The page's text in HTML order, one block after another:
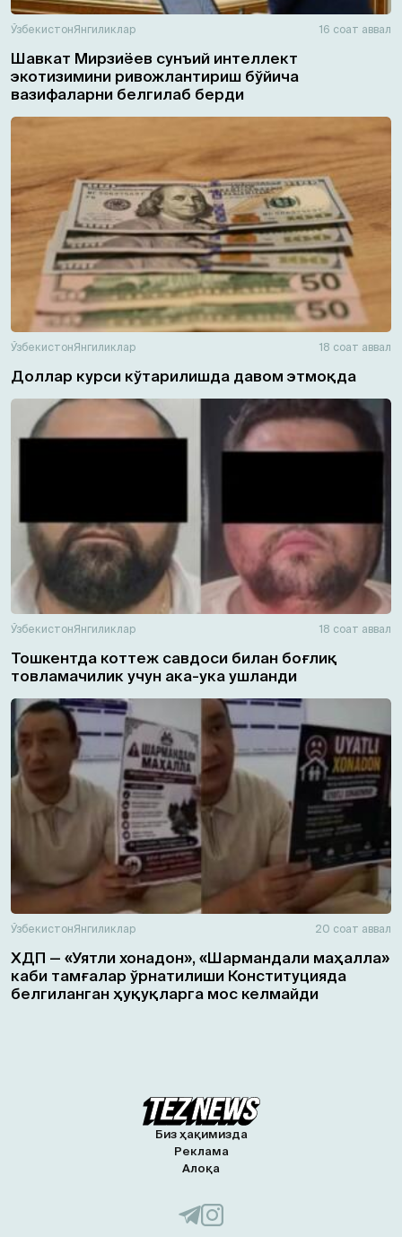
ЎзбекистонЯнгиликлар 16 соат аввал
Шавкат Мирзиёев сунъий интеллект
экотизимини ривожлантириш бўйича
вазифаларни белгилаб берди
ЎзбекистонЯнгиликлар 18 соат аввал
Доллар курси кўтарилишда давом этмоқда
ЎзбекистонЯнгиликлар 18 соат аввал
Тошкентда коттеж савдоси билан боғлиқ
товламачилик учун ака-ука ушланди
ЎзбекистонЯнгиликлар 20 соат аввал
ХДП — «Уятли хонадон», «Шармандали маҳалла»
каби тамғалар ўрнатилиши Конституцияда
белгиланган ҳуқуқларга мос келмайди
Биз ҳақимизда
Реклама
Алоқа